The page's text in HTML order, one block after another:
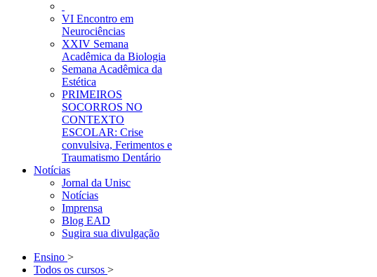
VI Encontro em
Neurociências
XXIV Semana
Acadêmica da Biologia
Semana Acadêmica da
Estética
PRIMEIROS
SOCORROS NO
CONTEXTO
ESCOLAR: Crise
convulsiva, Ferimentos e
Traumatismo Dentário
Notícias
Jornal da Unisc
Notícias
Imprensa
Blog EAD
Sugira sua divulgação
Ensino >
Todos os cursos >